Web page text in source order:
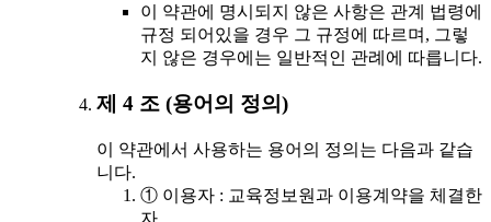
이 약관에 명시되지 않은 사항은 관계 법령에
규정 되어있을 경우 그 규정에 따르며, 그렇
지 않은 경우에는 일반적인 관례에 따릅니다.
제 4 조 (용어의 정의)
이 약관에서 사용하는 용어의 정의는 다음과 같습
니다.
① 이용자 : 교육정보원과 이용계약을 체결한